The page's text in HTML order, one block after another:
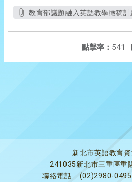
教育部議題融入英語教學徵稿
點擊率： 541 |
新北市英語教育
241035新北市三重區重
聯絡電話
(02)2980-